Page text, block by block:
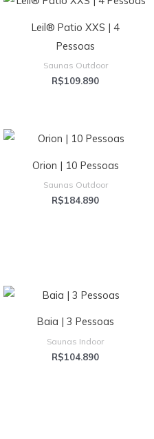
Leil® Patio XXS | 4
Pessoas
Saunas Outdoor
R$109.890
Orion | 10 Pessoas
Saunas Outdoor
R$184.890
Baia | 3 Pessoas
Saunas Indoor
R$104.890